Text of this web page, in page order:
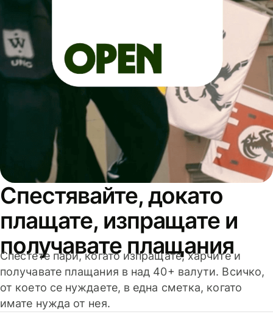
Спестявайте, докато
плащате, изпращате и
получавате плащания
Спестете пари, когато изпращате, харчите и
получавате плащания в над 40+ валути. Всичко,
от което се нуждаете, в една сметка, когато
имате нужда от нея.